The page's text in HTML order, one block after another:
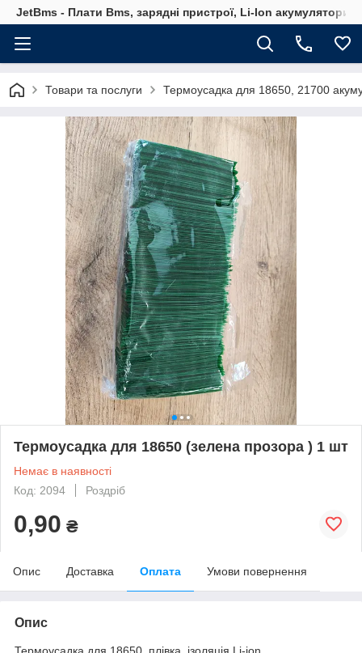
JetBms - Плати Bms, зарядні пристрої, Li-Ion акумулятори
Товари та послуги Термоусадка для 18650, 21700
Термоусадка для 18650 (зелена прозора ) 1 шт
Немає в наявності
Код: 2094
Роздріб
0,90 ₴
Опис Доставка Оплата Умови повернення
Опис
Термоусадка для 18650, плівка, ізоляція Li-ion